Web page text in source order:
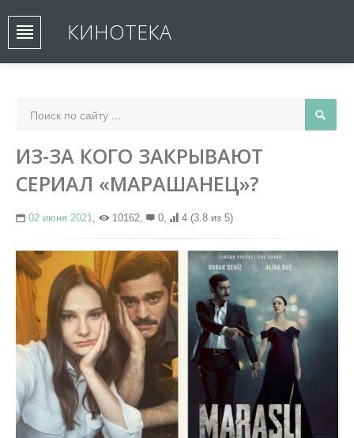
КИНОТЕКА
ИЗ-ЗА КОГО ЗАКРЫВАЮТ
СЕРИАЛ «МАРАШАНЕЦ»?
02 июня 2021, 10162, 0, 4 (3.8 из 5)